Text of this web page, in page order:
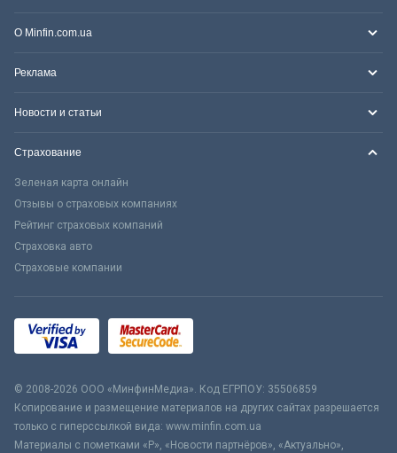
О Minfin.com.ua
Реклама
Новости и статьи
Страхование
Зеленая карта онлайн
Отзывы о страховых компаниях
Рейтинг страховых компаний
Страховка авто
Страховые компании
© 2008-2026 ООО «МинфинМедиа». Код ЕГРПОУ: 35506859
Копирование и размещение материалов на других сайтах разрешается
только с гиперссылкой вида: www.minfin.com.ua
Материалы с пометками «Р», «Новости партнёров», «Актуально»,